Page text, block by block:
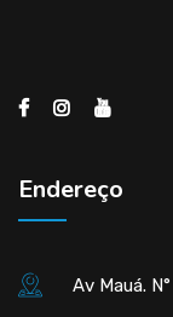
Endereço
Av Mauá.